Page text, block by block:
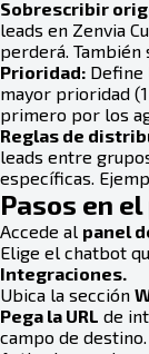
Sobrescribir
leads en Zenvia
perderá. También
Prioridad: Define
mayor prioridad
primero por los
Reglas de
leads entre
específicas.
Pasos en
Accede al panel
Elige el chatbot
Integraciones.
Ubica la sección
Pega la URL de
campo de destino.